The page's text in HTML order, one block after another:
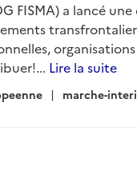
FISMA) a lancé
Lire la suite
marche-